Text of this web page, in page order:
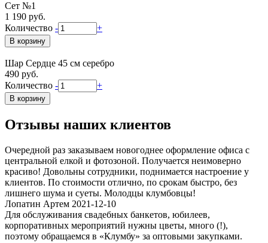
Сет №1
1 190 руб.
Количество - +
Шар Сердце 45 см серебро
490 руб.
Количество - +
Отзывы наших клиентов
Очередной раз заказываем новогоднее оформление офиса с
центральной елкой и фотозоной. Получается неимоверно
красиво! Довольны сотрудники, поднимается настроение у
клиентов. По стоимости отлично, по срокам быстро, без
лишнего шума и суеты. Молодцы клумбовцы!
Лопатин Артем 2021-12-10
Для обслуживания свадебных банкетов, юбилеев,
корпоративных мероприятий нужны цветы, много (!),
поэтому обращаемся в «Клумбу» за оптовыми закупками.